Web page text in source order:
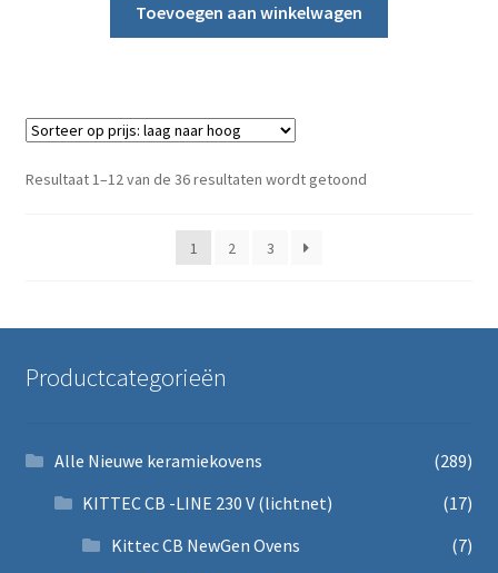
Toevoegen aan winkelwagen
Resultaat 1–12 van de 36 resultaten wordt getoondGesorteerd op
1 2 3
Productcategorieën
Alle Nieuwe keramiekovens
(289)
KITTEC CB -LINE 230 V (lichtnet)
(17)
Kittec CB NewGen Ovens
(7)